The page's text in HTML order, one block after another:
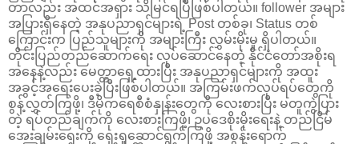
တာလည်း အထင်အရှား သိမြင်ရပြီဖြစ်ပါတယ်။ follower အများ
အပြားရှိနေတဲ့ အနုပညာရှင်များရဲ့ Post တစ်ခု၊ Status တစ်
ကြောင်းက ပြည်သူများကို အများကြီး လွှမ်းမိုးမှု ရှိပါတယ်။
တိုင်းပြည်တည်ဆောက်ရေး လုပ်ဆောင်နေတဲ့ နိုင်ငံတော်အစိုးရ
အနေနဲ့လည်း မေတ္တာရှေ့ထားပြီး အနုပညာရှင်များကို အထူး
အခွင့်အရေးပေးခဲ့ပြီးဖြစ်ပါတယ်။ အကြမ်းဖက်လုပ်ရပ်တွေကို
စွန့်လွှတ်ကြဖို့၊ ဒီမိုကရေစီစံနှုန်းတွေကို လေးစားပြီး မတူကွဲပြား
တဲ့ ရပ်တည်ချက်ကို လေးစားကြဖို့၊ ဥပဒေစိုးမိုးရေးနဲ့ တည်ငြိမ်
အေးချမ်းရေးကို ရှေးရှုဆောင်ရွက်ကြဖို့ အစွန်းရောက်